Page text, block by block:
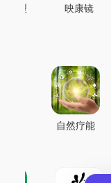
模型 映康镜
自然疗能